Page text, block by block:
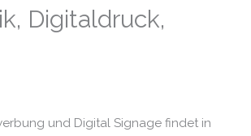
Digitaldruck,
und Digital Signage findet in